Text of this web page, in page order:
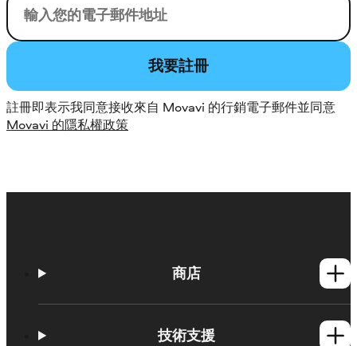
您的電子郵件
我要註冊
註冊即表示我同意接收來自 Movavi 的行銷電子郵件並同意
Movavi 的隱私權政策
商店
Mac產品
技術支援